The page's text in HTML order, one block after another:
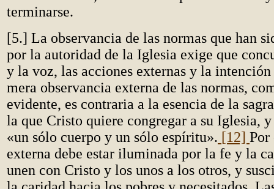
terminarse.
[5.] La observancia de las normas que han
por la autoridad de la Iglesia exige que
y la voz, las acciones externas y la
mera observancia externa de las normas,
evidente, es contraria a la esencia de la
la que Cristo quiere congregar a su Iglesia,
«un sólo cuerpo y un sólo espíritu». [12] Por
externa debe estar iluminada por la fe y la
unen con Cristo y los unos a los otros, y